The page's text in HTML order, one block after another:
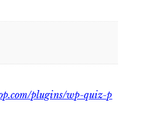
plugins/wp-quiz-p